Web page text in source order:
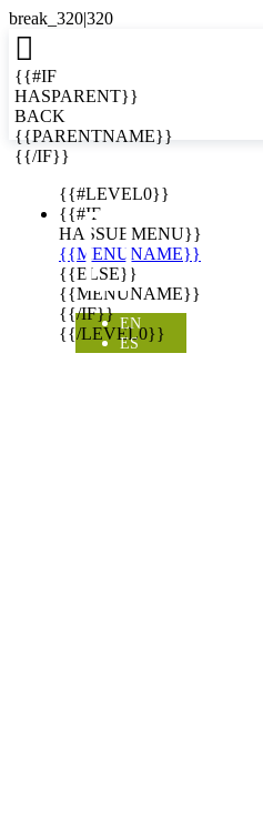

{{#IF
HASPARENT}}
BACK
{{PARENTNAME}}
{{/IF}}
{{#LEVEL0}}
{{#IF
HASSUBMENU}}
{{MENUNAME}}
{{ELSE}}
{{MENUNAME}}
{{/IF}}
{{/LEVEL0}}

EN
ES